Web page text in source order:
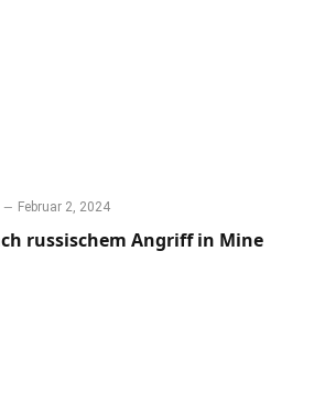
Februar 2, 2024
russischem Angriff in Mine